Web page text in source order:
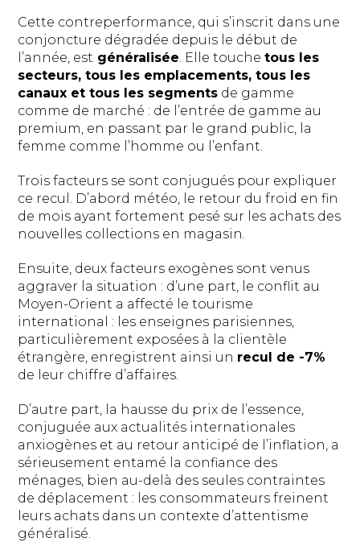
Cette contreperformance, qui s’inscrit dans une
conjoncture dégradée depuis le début de
l’année, est généralisée . Elle touchetous les
secteurs, tous les emplacements, tous les
canaux et tous les segments de gamme
comme de marché : de l’entrée de gamme au
premium, en passant par le grand public, la
femme comme l’homme ou l’enfant.
Trois facteurs se sont conjugués pour expliquer
ce recul. D’abord météo, le retour du froid en fin
de mois ayant fortement pesé sur les achats des
nouvelles collections en magasin.
Ensuite, deux facteurs exogènes sont venus
aggraver la situation : d’une part, le conflit au
Moyen-Orient a affecté le tourisme
international : les enseignes parisiennes,
particulièrement exposées à la clientèle
étrangère, enregistrent ainsi un recul de -7%
de leur chiffre d’affaires.
D’autre part, la hausse du prix de l’essence,
conjuguée aux actualités internationales
anxiogènes et au retour anticipé de l’inflation, a
sérieusement entamé la confiance des
ménages, bien au-delà des seules contraintes
de déplacement : les consommateurs freinent
leurs achats dans un contexte d’attentisme
généralisé.